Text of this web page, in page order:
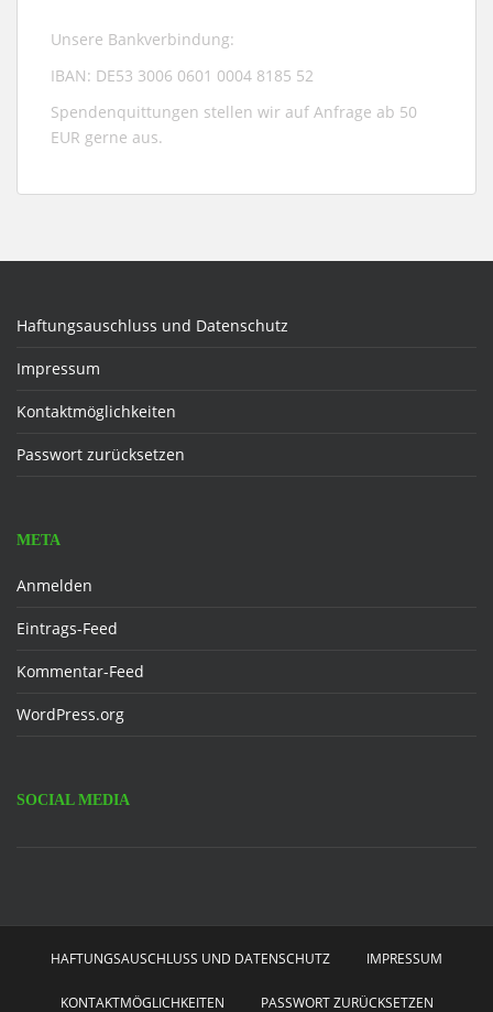
Unsere Bankverbindung:
IBAN: DE53 3006 0601 0004 8185 52
Spendenquittungen stellen wir auf Anfrage ab 50
EUR gerne aus.
Haftungsauschluss und Datenschutz
Impressum
Kontaktmöglichkeiten
Passwort zurücksetzen
META
Anmelden
Eintrags-Feed
Kommentar-Feed
WordPress.org
SOCIAL MEDIA
HAFTUNGSAUSCHLUSS UND DATENSCHUTZ IMPRESSUM
KONTAKTMÖGLICHKEITEN PASSWORT ZURÜCKSETZEN